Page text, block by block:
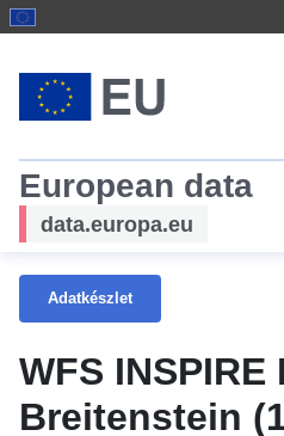
European data
data.europa.eu
Adatkészlet
WFS INSPIRE
Breitenstein